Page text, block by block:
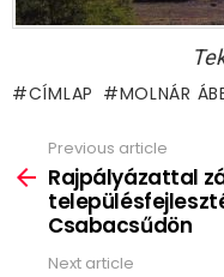
CÍMLAP MOLNÁR
more
Previous article
Rajpályázattal
Csabacsűdön
Next article